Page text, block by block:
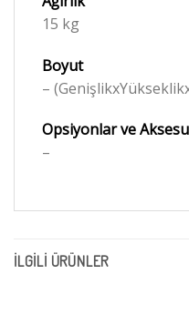
15 kg
Boyut
–
Opsiyonlar ve
–
İLGILI ÜRÜNLER